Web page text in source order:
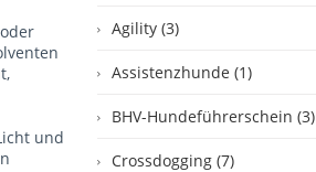
und
Agility (3)
Assistenzhunde (1)
BHV-Hundeführerschein (3)
Crossdogging (7)